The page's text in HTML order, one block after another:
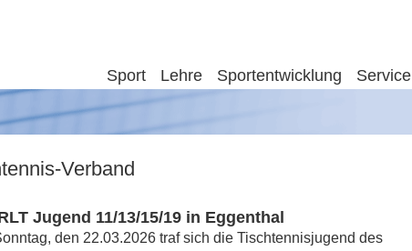
Sport Lehre Sportentwicklung Service
Verband
Jugend 11/13/15/19 in Eggenthal
den 22.03.2026 traf sich die Tischtennisjugend des